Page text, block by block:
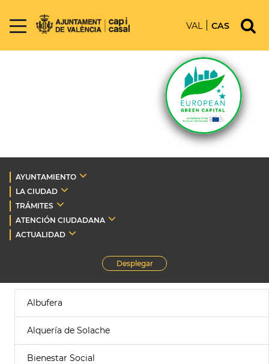
VAL CAS
AYUNTAMIENTO
LA CIUDAD
TRÁMITES
ATENCIÓN CIUDADANA
ACTUALIDAD
Desplegar
Albufera
Alquería de Solache
Bienestar Social